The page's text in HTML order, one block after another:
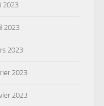
2023
2023
2023
2023
2023